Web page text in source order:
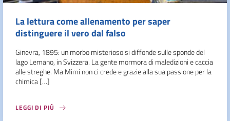
La lettura come allenamento per saper
distinguere il vero dal falso
Ginevra, 1895: un morbo misterioso si diffonde sulle sponde del
lago Lemano, in Svizzera. La gente mormora di maledizioni e caccia
alle streghe. Ma Mimi non ci crede e grazie alla sua passione per la
chimica […]
LEGGI DI PIÙ